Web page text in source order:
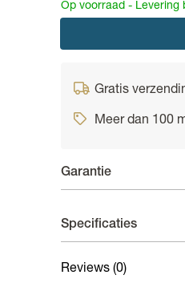
Op voorraad - Levering
Gratis
Meer dan 100
Garantie
Specificaties
Materiaal
Reviews (0)